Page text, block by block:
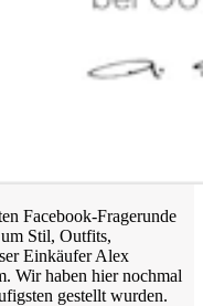
Facebook-Fragerunde
Stil, Outfits,
Einkäufer Alex
Wir haben hier nochmal
gestellt wurden.